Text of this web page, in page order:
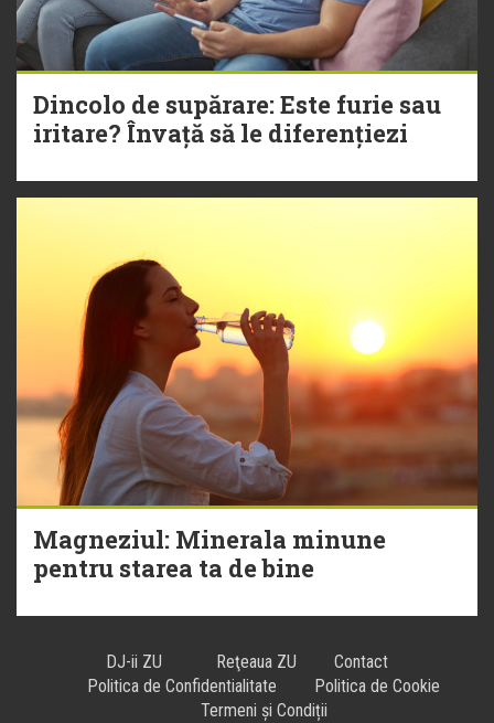
Dincolo de supărare: Este furie sau
iritare? Învață să le diferențiezi
Magneziul: Minerala minune
pentru starea ta de bine
DJ-ii ZU Reţeaua ZU
Contact
Politica de Confidentialitate
Politica de Cookie
Termeni și Condiții